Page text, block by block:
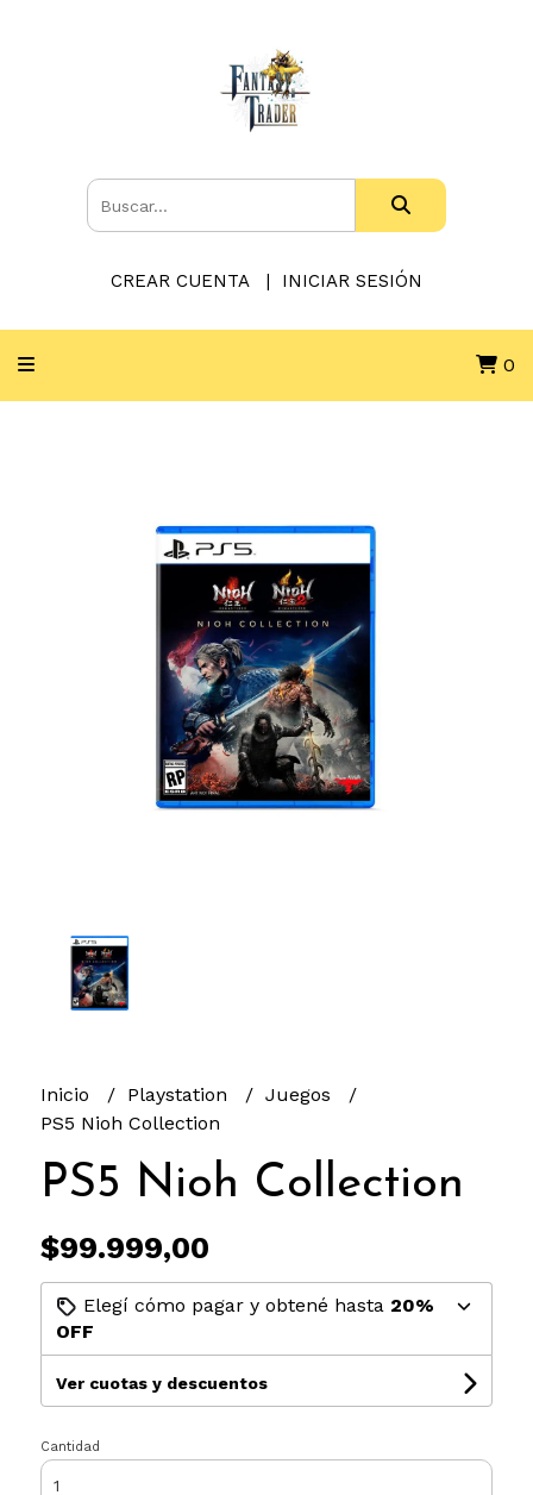
CREAR CUENTA INICIAR SESIÓN
0
Inicio Playstation
Juegos
PS5 Nioh Collection
PS5 Nioh Collection
$99.999,00
Elegí cómo pagar y obtené hasta 20%
OFF
Ver cuotas y descuentos
Cantidad